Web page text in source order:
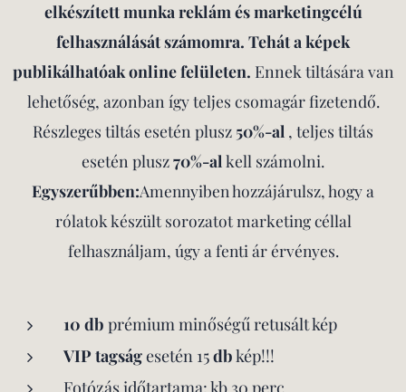
elkészített munka reklám és marketingcélú
felhasználását számomra. Tehát a képek
publikálhatóak online felületen. Ennek tiltására van
lehetőség, azonban így teljes csomagár fizetendő.
Részleges tiltás esetén plusz 50%-al , teljes tiltás
esetén plusz70%-al kell számolni.
Egyszerűbben:Amennyiben hozzájárulsz, hogy a
rólatok készült sorozatot marketing céllal
felhasználjam, úgy a fenti ár érvényes.
10 db prémium minőségű retusált kép
VIP tagságesetén 15dbkép!!!
Fotózás időtartama: kb 30 perc